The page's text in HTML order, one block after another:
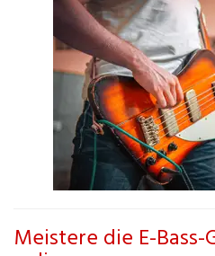
Meistere die E-